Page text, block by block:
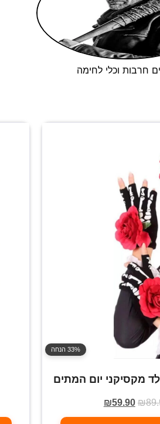
חרבות וכלי לחימה
33% הנחה
מקסיקני יום המתים
₪
₪59.90